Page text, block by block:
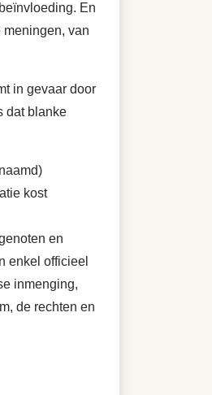
En
van
in gevaar door
dat blanke
kost
en
enkel officieel
inmenging,
de rechten en